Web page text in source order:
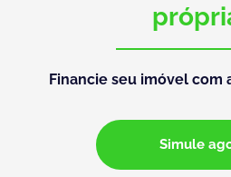
Financie seu imóvel com
Simule